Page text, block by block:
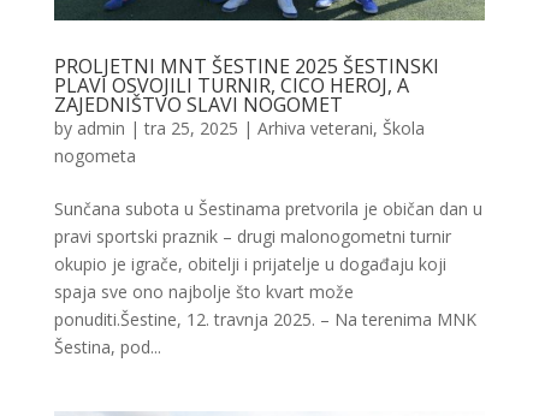
PROLJETNI MNT ŠESTINE 2025 ŠESTINSKI
PLAVI OSVOJILI TURNIR, CICO HEROJ, A
ZAJEDNIŠTVO SLAVI NOGOMET
by admin |tra 25, 2025 | Arhiva veterani, Škola
nogometa
Sunčana subota u Šestinama pretvorila je običan dan u
pravi sportski praznik – drugi malonogometni turnir
okupio je igrače, obitelji i prijatelje u događaju koji
spaja sve ono najbolje što kvart može
ponuditi.Šestine, 12. travnja 2025. – Na terenima MNK
Šestina, pod...